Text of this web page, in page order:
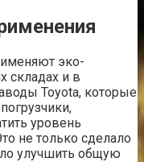
эко-
складах и в
Toyota, которые
уровень
не только сделало
улучшить общую